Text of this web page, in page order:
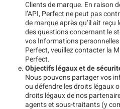
Clients de marque. En raison
l’API, Perfect ne peut pas
de marque après qu’il ait reçu
des questions concernant le
vos Informations
Perfect, veuillez contacter la
Perfect.
Objectifs légaux et de
Nous pouvons partager vos
ou défendre les droits légaux
droits légaux de nos
agents et sous-traitants (y